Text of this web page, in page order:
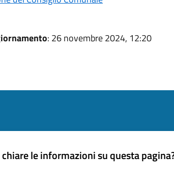
: 26 novembre 2024, 12:20
le informazioni su questa